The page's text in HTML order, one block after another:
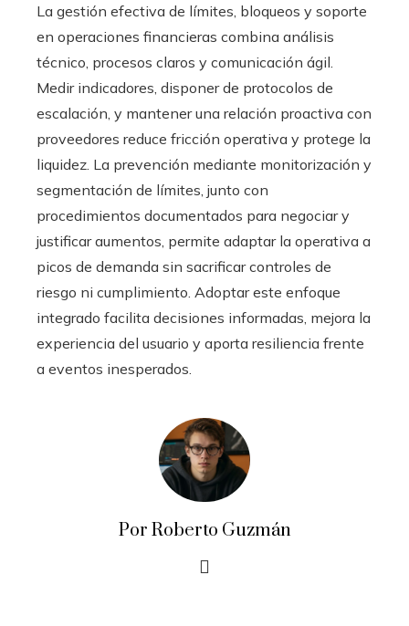
La gestión efectiva de límites, bloqueos y soporte
en operaciones financieras combina análisis
técnico, procesos claros y comunicación ágil.
Medir indicadores, disponer de protocolos de
escalación, y mantener una relación proactiva con
proveedores reduce fricción operativa y protege la
liquidez. La prevención mediante monitorización y
segmentación de límites, junto con
procedimientos documentados para negociar y
justificar aumentos, permite adaptar la operativa a
picos de demanda sin sacrificar controles de
riesgo ni cumplimiento. Adoptar este enfoque
integrado facilita decisiones informadas, mejora la
experiencia del usuario y aporta resiliencia frente
a eventos inesperados.
Por Roberto Guzmán